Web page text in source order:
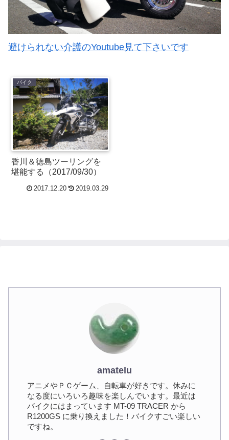
避けられない介護のYoutube見て下さいです
バイク
香川＆徳島ツーリングを
堪能する（2017/09/30）
2017.12.20 2019.03.29
amatelu
アニメやＰＣゲーム、自転車が好きです。休みに
なる度にいろいろ趣味を楽しんでいます。最近は
バイクにはまっています MT-09 TRACER から
R1200GS に乗り換えました！バイクすごい楽しい
ですね。